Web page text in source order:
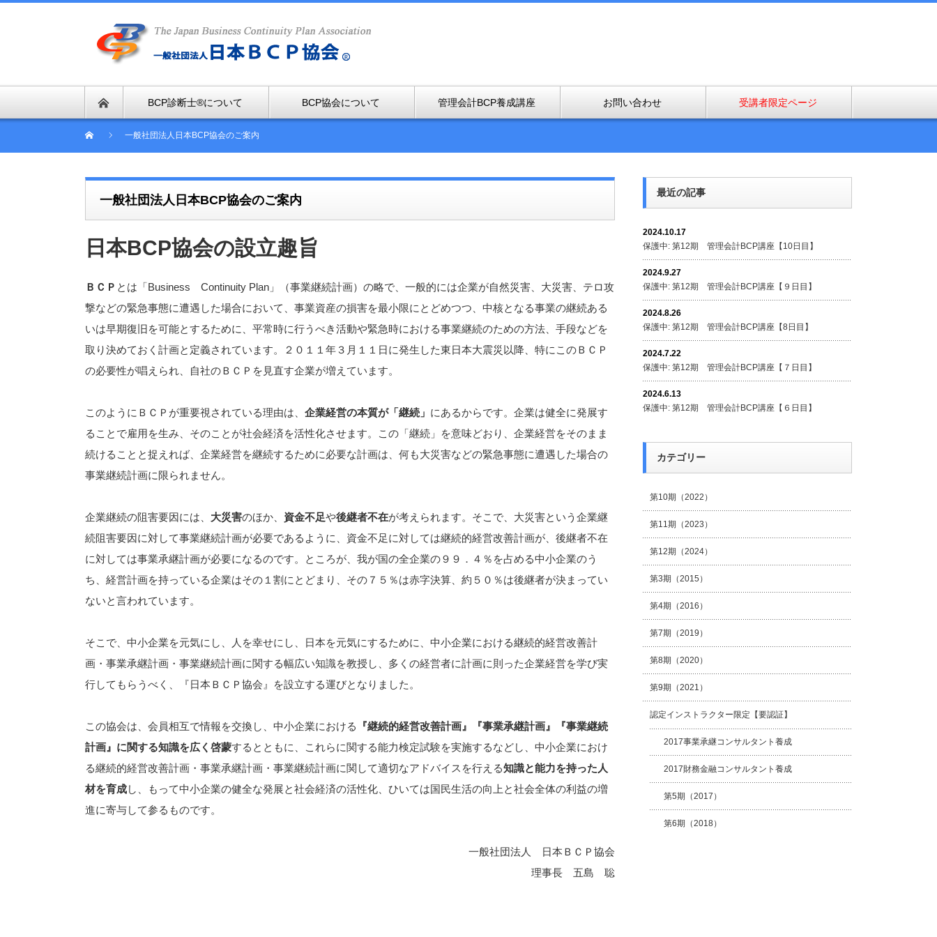
BCP診断士®について BCP協会について 管理会計BCP養成講座 お問い合わせ 受講者限定ページ
一般社団法人日本BCP協会のご案内
一般社団法人日本BCP協会のご案内
日本BCP協会の設立趣旨
ＢＣＰ とは「Business Continuity Plan」（事業継続計画）の略で、一般的には企業が自然災害、大災害、テロ攻
撃などの緊急事態に遭遇した場合において、事業資産の損害を最小限にとどめつつ、中核となる事業の継続ある
いは早期復旧を可能とするために、平常時に行うべき活動や緊急時における事業継続のための方法、手段などを
取り決めておく計画と定義されています。２０１１年３月１１日に発生した東日本大震災以降、特にこのＢＣＰ
の必要性が唱えられ、自社のＢＣＰを見直す企業が増えています。
このようにＢＣＰが重要視されている理由は、 企業経営の本質が「継続」 にあるからです。企業は健全に発展す
ることで雇用を生み、そのことが社会経済を活性化させます。この「継続」を意味どおり、企業経営をそのまま
続けることと捉えれば、企業経営を継続するために必要な計画は、何も大災害などの緊急事態に遭遇した場合の
事業継続計画に限られません。
企業継続の阻害要因には、 大災害のほか、 資金不足や後継者不在が考えられます。そこで、大災害という企業継
続阻害要因に対して事業継続計画が必要であるように、資金不足に対しては継続的経営改善計画が、後継者不在
に対しては事業承継計画が必要になるのです。ところが、我が国の全企業の９９．４％を占める中小企業のう
ち、経営計画を持っている企業はその１割にとどまり、その７５％は赤字決算、約５０％は後継者が決まってい
ないと言われています。
そこで、中小企業を元気にし、人を幸せにし、日本を元気にするために、中小企業における継続的経営改善計
画・事業承継計画・事業継続計画に関する幅広い知識を教授し、多くの経営者に計画に則った企業経営を学び実
行してもらうべく、『日本ＢＣＰ協会』を設立する運びとなりました。
この協会は、会員相互で情報を交換し、中小企業における
『継続的経営改善計画』『事業承継計画』『事業継続
計画』に関する知識を広く啓蒙するとともに、これらに関する能力検定試験を実施するなどし、中小企業におけ
る継続的経営改善計画・事業承継計画・事業継続計画に関して適切なアドバイスを行える知識と能力を持った人
材を育成し、もって中小企業の健全な発展と社会経済の活性化、ひいては国民生活の向上と社会全体の利益の増
進に寄与して参るものです。
一般社団法人 日本ＢＣＰ協会
理事長 五島 聡
最近の記事
2024.10.17
保護中: 第12期 管理会計BCP講座【10日目】
2024.9.27
保護中: 第12期 管理会計BCP講座【９日目】
2024.8.26
保護中: 第12期 管理会計BCP講座【8日目】
2024.7.22
保護中: 第12期 管理会計BCP講座【７日目】
2024.6.13
保護中: 第12期 管理会計BCP講座【６日目】
カテゴリー
第10期（2022）
第11期（2023）
第12期（2024）
第3期（2015）
第4期（2016）
第7期（2019）
第8期（2020）
第9期（2021）
認定インストラクター限定【要認証】
2017事業承継コンサルタント養成
2017財務金融コンサルタント養成
第5期（2017）
第6期（2018）